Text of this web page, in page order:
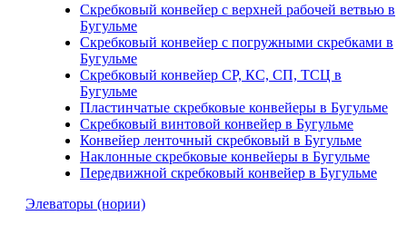
Скребковый конвейер с верхней рабочей ветвью в
Бугульме
Скребковый конвейер с погружными скребками в
Бугульме
Скребковый конвейер СР, КС, СП, ТСЦ в
Бугульме
Пластинчатые скребковые конвейеры в Бугульме
Скребковый винтовой конвейер в Бугульме
Конвейер ленточный скребковый в Бугульме
Наклонные скребковые конвейеры в Бугульме
Передвижной скребковый конвейер в Бугульме
Элеваторы (нории)